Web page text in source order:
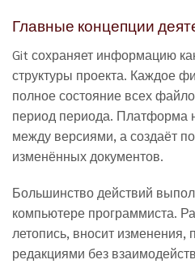
Главные концепции
Git сохраняет информацию
структуры проекта. Каждое
полное состояние всех
период периода. Платформа
между версиями, а создаёт
изменённых документов.
Большинство действий
компьютере программиста.
летопись, вносит изменения,
редакциями без